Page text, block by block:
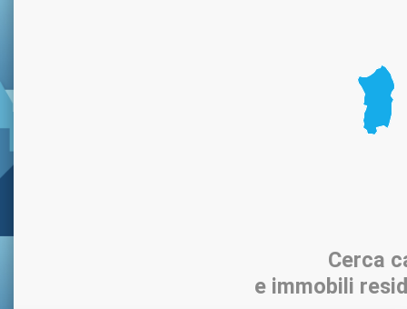
Cerca
e immobili